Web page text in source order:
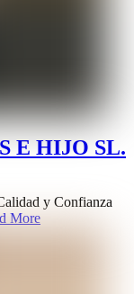
E HIJO SL.
y Confianza
More